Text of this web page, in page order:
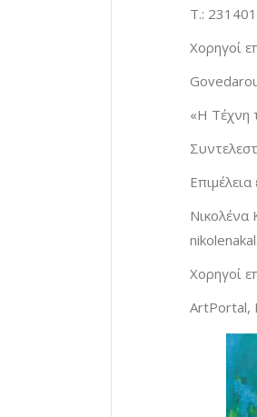
Τ.:
Xορηγοί
«Η Τέχνη
Επιμέλεια
Νικολένα
Xορηγοί
ArtPortal,